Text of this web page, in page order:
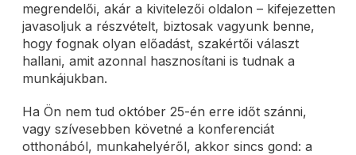
megrendelői, akár a kivitelezői oldalon – kifejezetten
javasoljuk a részvételt, biztosak vagyunk benne,
hogy fognak olyan előadást, szakértői választ
hallani, amit azonnal hasznosítani is tudnak a
munkájukban.
Ha Ön nem tud október 25-én erre időt szánni,
vagy szívesebben követné a konferenciát
otthonából, munkahelyéről, akkor sincs gond: a